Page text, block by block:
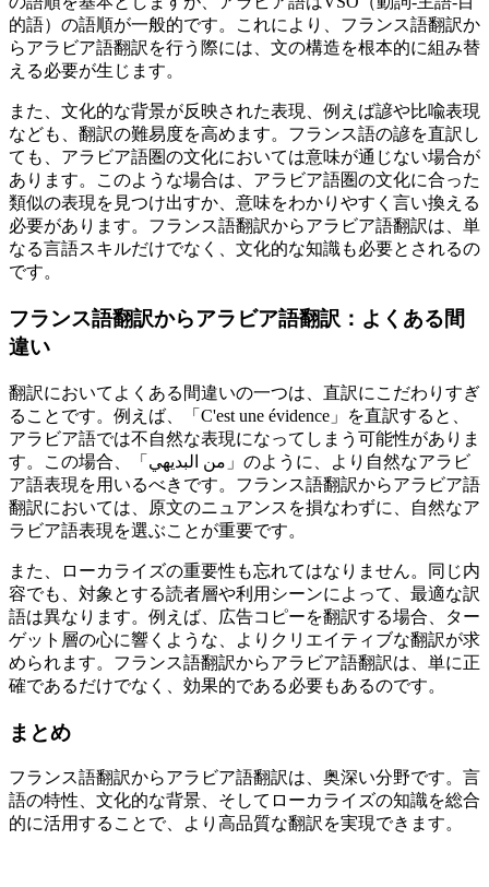
的語）の語順が一般的です。これにより、フランス語翻訳か
らアラビア語翻訳を行う際には、文の構造を根本的に組み替
える必要が生じます。
また、文化的な背景が反映された表現、例えば諺や比喩表現
なども、翻訳の難易度を高めます。フランス語の諺を直訳し
ても、アラビア語圏の文化においては意味が通じない場合が
あります。このような場合は、アラビア語圏の文化に合った
類似の表現を見つけ出すか、意味をわかりやすく言い換える
必要があります。フランス語翻訳からアラビア語翻訳は、単
なる言語スキルだけでなく、文化的な知識も必要とされるの
です。
フランス語翻訳からアラビア語翻訳：よくある間
違い
翻訳においてよくある間違いの一つは、直訳にこだわりすぎ
ることです。例えば、「C'est une évidence」を直訳すると、
アラビア語では不自然な表現になってしまう可能性がありま
す。この場合、「من البديهي」のように、より自然なアラビ
ア語表現を用いるべきです。フランス語翻訳からアラビア語
翻訳においては、原文のニュアンスを損なわずに、自然なア
ラビア語表現を選ぶことが重要です。
また、ローカライズの重要性も忘れてはなりません。同じ内
容でも、対象とする読者層や利用シーンによって、最適な訳
語は異なります。例えば、広告コピーを翻訳する場合、ター
ゲット層の心に響くような、よりクリエイティブな翻訳が求
められます。フランス語翻訳からアラビア語翻訳は、単に正
確であるだけでなく、効果的である必要もあるのです。
まとめ
フランス語翻訳からアラビア語翻訳は、奥深い分野です。言
語の特性、文化的な背景、そしてローカライズの知識を総合
的に活用することで、より高品質な翻訳を実現できます。